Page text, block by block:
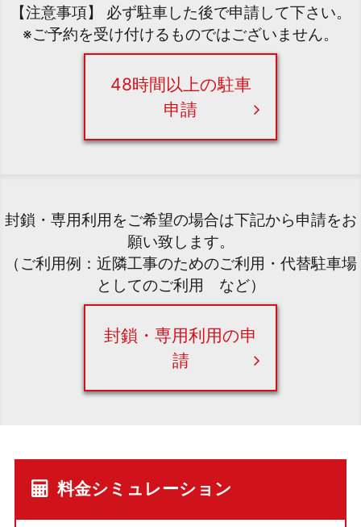
【注意事項】 必ず駐車した後で申請して下さい。
※ご予約を受け付けるものではございません。
48時間以上の駐車
申請
封鎖・専用利用をご希望の場合は下記から申請をお
願い致します。
（ご利用例：近隣工事のためのご利用・代替駐車場
としてのご利用 など）
封鎖・専用利用の申
請
料金シミュレーション